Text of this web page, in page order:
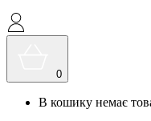
0
В кошику немає